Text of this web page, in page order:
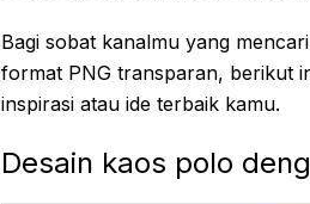
Bagi sobat kanalmu yang
format PNG transparan, berikut
inspirasi atau ide terbaik kamu.
Desain kaos polo